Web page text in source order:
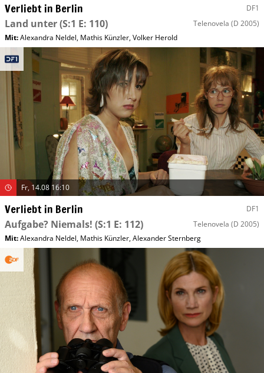
Verliebt in Berlin DF1
Land unter(S:1 E: 110) Telenovela (D 2005)
Mit:Alexandra Neldel, Mathis Künzler,Volker Herold
Fr, 14.08 16:10
Verliebt in Berlin DF1
Aufgabe? Niemals! (S:1 E: 112) Telenovela (D 2005)
Mit:Alexandra Neldel, Mathis Künzler,Alexander Sternberg